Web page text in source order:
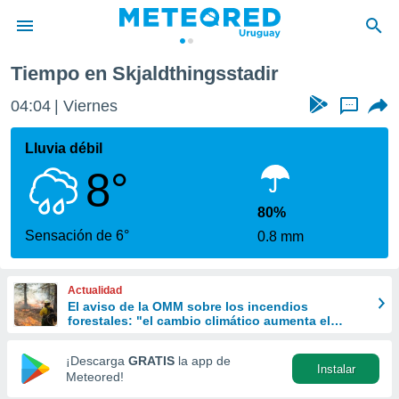
de
ha
para
que se
calidad.
a este
las
y
forma
digital
basada
Tiempo en Skjaldthingsstadir
04:04 Viernes ...
Lluvia débil
8°
Sensación de 6°
80%
0.8 mm
Actualidad
El aviso de la OMM sobre los incendios
forestales: "el cambio climático aumenta el
¡Descarga GRATIS la app de
Meteored!
Instalar